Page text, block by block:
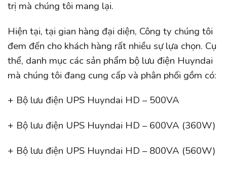
trị mà chúng tôi mang lại.
Hiện tại, tại gian hàng đại diện, Công ty chúng tôi
đem đến cho khách hàng rất nhiều sự lựa chọn. Cụ
thể, danh mục các sản phẩm bộ lưu điện Huyndai
mà chúng tôi đang cung cấp và phân phối gồm có:
+ Bộ lưu điện UPS Huyndai HD – 500VA
+ Bộ lưu điện UPS Huyndai HD – 600VA (360W)
+ Bộ lưu điện UPS Huyndai HD – 800VA (560W)